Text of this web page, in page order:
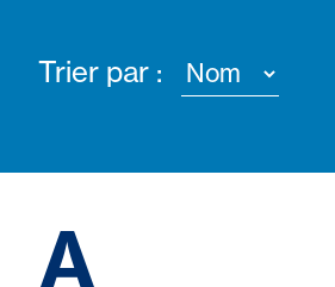
Trier par :
A